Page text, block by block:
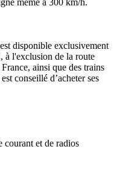
même à 300 km/h.
disponible exclusivement
à l'exclusion de la route
ainsi que des trains
conseillé d’acheter ses
courant et de radios